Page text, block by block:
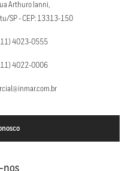
Arthuro Ianni,
SP - CEP: 13313-150
(11) 4023-0555
(11) 4022-0006
nos